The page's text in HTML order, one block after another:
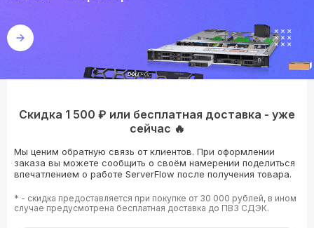
Скидка 1 500 ₽ или бесплатная доставка - уже
сейчас 🔥
Мы ценим обратную связь от клиентов. При оформлении
заказа вы можете сообщить о своём намерении поделиться
впечатлением о работе ServerFlow после получения товара.
* - скидка предоставляется при покупке от 30 000 рублей, в ином
случае предусмотрена бесплатная доставка до ПВЗ СДЭК.